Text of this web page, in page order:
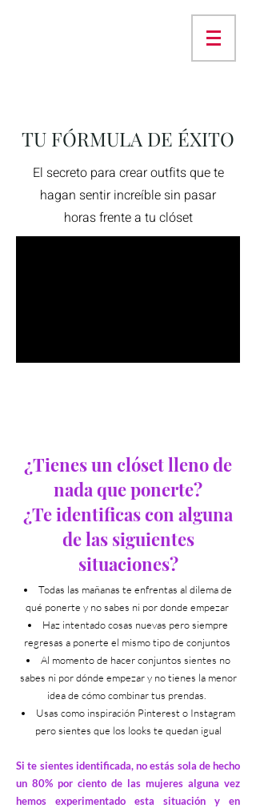
TU FÓRMULA DE ÉXITO
El secreto para crear outfits que te
hagan sentir increíble sin pasar
horas frente a tu clóset
¿Tienes un clóset lleno de
nada que ponerte?
¿Te identificas con alguna
de las siguientes
situaciones?
Todas las mañanas te enfrentas al dilema de
qué ponerte y no sabes ni por donde empezar
Haz intentado cosas nuevas pero siempre
regresas a ponerte el mismo tipo de conjuntos
Al momento de hacer conjuntos sientes no
sabes ni por dónde empezar y no tienes la menor
idea de cómo combinar tus prendas.
Usas como inspiración Pinterest o Instagram
pero sientes que los looks te quedan igual
Si te sientes identificada, no estás sola de hecho
un 80% por ciento de las mujeres alguna vez
hemos experimentado esta situación y en